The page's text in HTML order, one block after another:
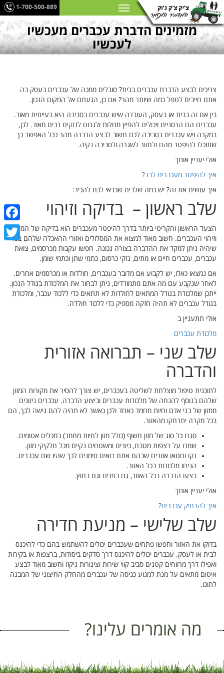
1-700-500-889
מזמינים הדברת עכברים מעכשיו
לעכשיו
צריכים לבצע הדברת עכברים בבית? סובלים ממכה של עכברים בעסק בה
אתם חייבים לטפל כמה שיותר מהר? אם כן, הגעתם אל המקום הנכון.
בין אם זה בבית או בעסק, העובדה שיש עכברים בסביבה היא בעייתית מאוד.
עכברים הם הרסניים ויכולים להפיץ מחלות ולגרום לנזקים רבים מאוד. לכן,
במקרה ויש עכברים בסביבה לכם חשוב לבצע הדברה מהר ככל האפשר כך
שתוכלו להיפטר מהם ולחזור לשגרה ולסביבה נקיה.
אולי יעניין אותך
איך להיפטר מעכברים לבד?
איך עושים את זה? יש כמה שלבים שכדאי לכם להכיר:
שלב ראשון – בדיקה וזיהוי
הצעד הראשון והקריטי ביותר בדרך להיפטר מעכברים הוא בדיקה של המקום
וזיהוי העכברים. חשוב מאוד למצוא את המסלולים ואזורי ההאכלה שלהם בכדי
שיהיה ניתן למקד את ההדברה בצורה נכונה. חפשו עקבות מכרסמים, צואת
עכברים, עכברים חיים או מתים, נזקי כרסום, כתמי שתן וכתמי שומן.
אם נמצאו כאלו, יש לקבוע אם מדובר בעכברים, חולדות או מכרסמים אחרים.
לאחר שנקבע עם מה אתם מתמודדים, ניתן לבחור את המלכודת בגודל הנכון.
ייתכן שמלכודת בגודל המתאים לחולדות לא תתאים כדי ללכוד עכבר, ומלכודת
בגודל עכברים לא תהיה חזקה מספיק כדי ללכוד חולדה.
אולי תתעניין ב
מלכודת עכברים
שלב שני – תברואה אזורית
והדברה
לתוכנית טיפול מוצלחת לשליטה בעכברים, יש צורך להסיר את מקורות המזון
שלהם בנוסף להנחה של מלכודות עכברים וביצוע הדברה. עכברים ניזונים
ממזון של בני אדם וחיות מחמד כאחד ולכן כאשר לא תהיה להם גישה לכך, הם
בכל מקרה יתרחקו מהאזור.
סגרו כל סוג של מזון חשוף (כולל מזון לחיות מחמד) במכלים אטומים.
שמרו על רצפות מטבח, כיורים ומשטחים נקיים מכל חלקיקי מזון.
נקו וחטאו אזורים שבהם אתם רואים סימנים לכך שהיו שם עכברים.
הניחו מלכודות בכל האזור.
בצעו הדברה בכל האזור, גם בפנים וגם בחוץ.
אולי יעניין אותך
איך להרחיק עכברים?
שלב שלישי – מניעת חדירה
בדוקו את האזור וחפשו פתחים שעכברים יכולים להשתמש בהם כדי להיכנס
לבית או לעסק. עכברים יכולים להיכנס דרך סדקים ביסודות, ברצפות או בקירות
ואפילו דרך מרווחים קטנים סביב קווי שירות וצינורות ניקוז וחשוב מאוד לבצע
איטום מתאים על מנת למנוע כניסה של עכברים מהחלק החיצוני של המבנה
לתוכו.
מה אומרים עלינו?